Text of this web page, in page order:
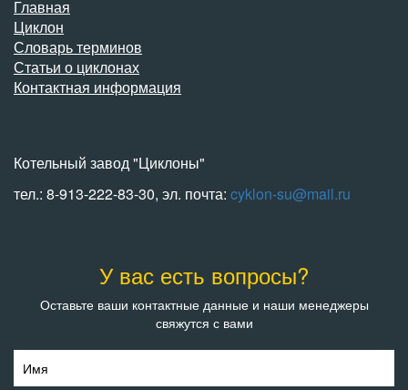
Главная
Циклон
Словарь терминов
Статьи о циклонах
Контактная информация
Котельный завод "Циклоны"
тел.: 8-913-222-83-30, эл. почта: cyklon-su@mail.ru
У вас есть вопросы?
Оставьте ваши контактные данные и наши менеджеры
свяжутся с вами
Имя